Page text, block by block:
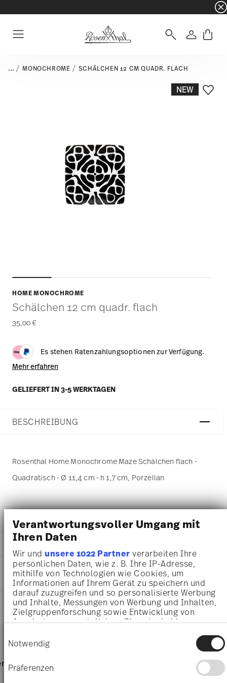
Verantwortungsvoller Umgang mit
Ihren Daten
Wir undunsere 1022 Partner verarbeiten Ihre
persönlichen Daten, wie z. B. Ihre IP-Adresse,
mithilfe von Technologien wie Cookies, um
Informationen auf Ihrem Gerät zu speichern und
darauf zuzugreifen und so personalisierte Werbung
und Inhalte, Messungen von Werbung und Inhalten,
Zielgruppenforschung sowie Entwicklung von
Angeboten zu ermöglichen. Sie entscheiden
Sie können Ihre Einwilligung jederzeit über die
Cookie-Erklärung oder durch Klicken auf das
Privacy Trigger Symbol ändern oder widerrufen
Notwendig
Präferenzen
☀️ Summer SALE – noch mehr sparen:
... MONOCHROME SCHÄLCHEN 12 CM QUADR. FLACH
NEW
HOME MONOCHROME
Schälchen 12 cm quadr. flach
35,00 €
Es stehen Ratenzahlungsoptionen zur Verfügung.
Mehr erfahren
GELIEFERT IN 3-5 WERKTAGEN
Add
BESCHREIBUNG
Rosenthal Home Monochrome Maze Schälchen flach -
Quadratisch - Ø 11,4 cm - h 1,7 cm, Porzellan
DETAILS
Rosenthal
Monochrome
Porzellan
Monochrome
11940-426461-15253
4012438593739
DE
2026
MAßE
11,40 cm
11,40 cm
11,40 cm
1,70 cm
140 gr
14,50 cm
14,50 cm
PFLEGE- UND
SICHERHEITSINFORMATIONEN
LIEFERUNG UND RÜCKSENDUNG